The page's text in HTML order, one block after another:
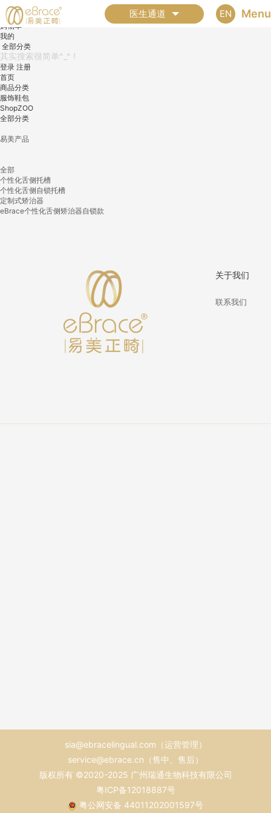
医生通道 EN Menu
首页
分类
购物车
我的
全部分类
登录 注册
首页
商品分类
服饰鞋包
ShopZOO
全部分类
易美产品
全部
个性化舌侧托槽
个性化舌侧自锁托槽
定制式矫治器
eBrace个性化舌侧矫治器自锁款
关于我们
联系我们
sia@ebracelingual.com（运营管理）
service@ebrace.cn（售中、售后）
版权所有 ©2020-2025 广州瑞通生物科技有限公司
粤ICP备12018887号
粤公网安备 44011202001597号